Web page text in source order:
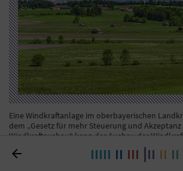
Eine Windkraftanlage im oberbayerischen
dem „Gesetz für mehr Steuerung und
Windkraftausbau“ kann der Ausbau der
eingeschränkt werden, die bereits die
Prozent für Windenergie) erreicht haben.
Foto:
